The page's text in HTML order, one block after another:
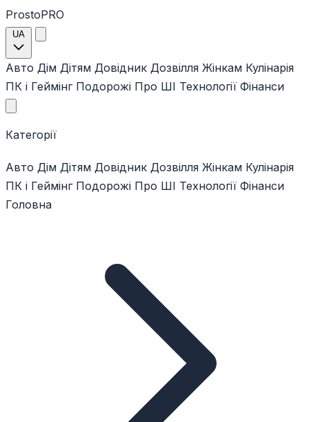
ProstoPRO
UA
Авто Дім Дітям Довідник Дозвілля Жінкам Кулінарія
ПК і Геймінг Подорожі Про ШІ Технології Фінанси
Категорії
Авто Дім Дітям Довідник Дозвілля Жінкам Кулінарія
ПК і Геймінг Подорожі Про ШІ Технології Фінанси
Головна